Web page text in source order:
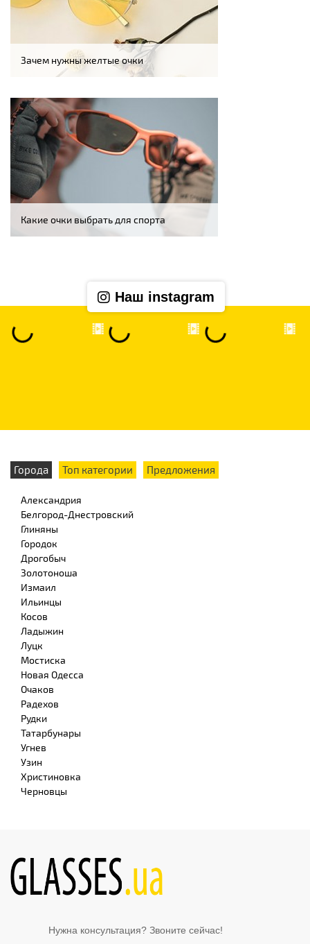
Зачем нужны желтые очки
Какие очки выбрать для спорта
Наш instagram
Города Топ категории Предложения
Александрия
Белгород-Днестровский
Глиняны
Городок
Дрогобыч
Золотоноша
Измаил
Ильинцы
Косов
Ладыжин
Луцк
Мостиска
Новая Одесса
Очаков
Радехов
Рудки
Татарбунары
Угнев
Узин
Христиновка
Черновцы
Нужна консультация? Звоните сейчас!